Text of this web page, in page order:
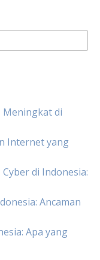
Meningkat di
Internet yang
di Indonesia:
Ancaman
Apa yang